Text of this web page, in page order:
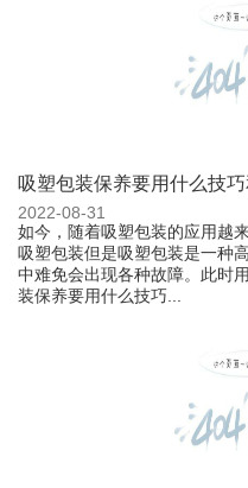
吸塑包装保养要用什么技巧
2022-08-31
如今，随着吸塑包装的应用越
吸塑包装但是吸塑包装是一种
中难免会出现各种故障。此时
装保养要用什么技巧...